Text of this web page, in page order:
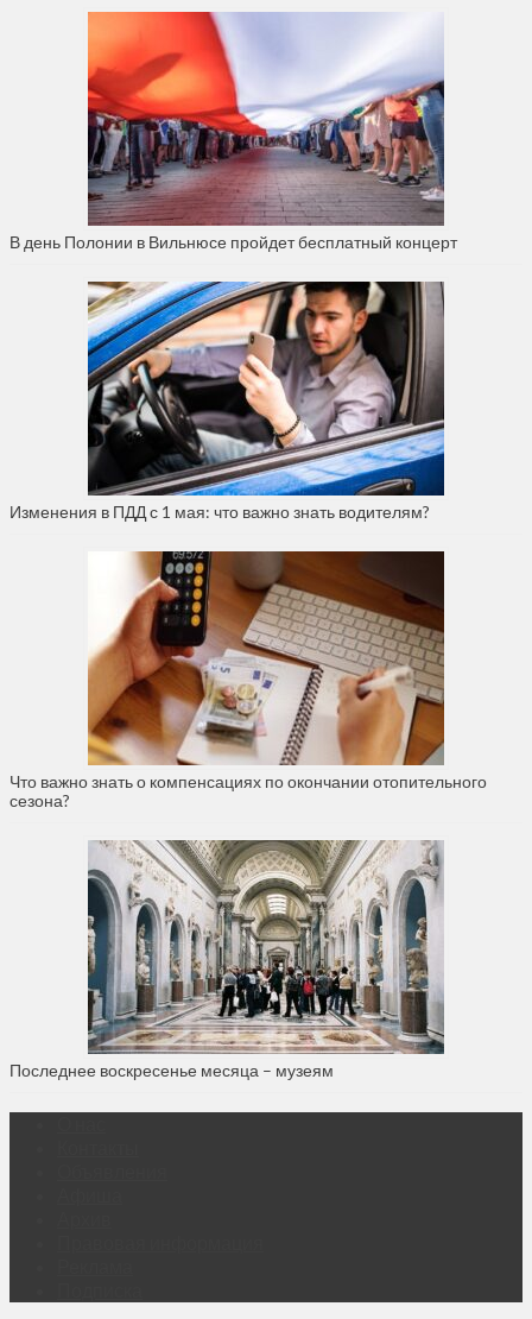
В день Полонии в Вильнюсе пройдет бесплатный концерт
Изменения в ПДД с 1 мая: что важно знать водителям?
Что важно знать о компенсациях по окончании отопительного
сезона?
Последнее воскресенье месяца – музеям